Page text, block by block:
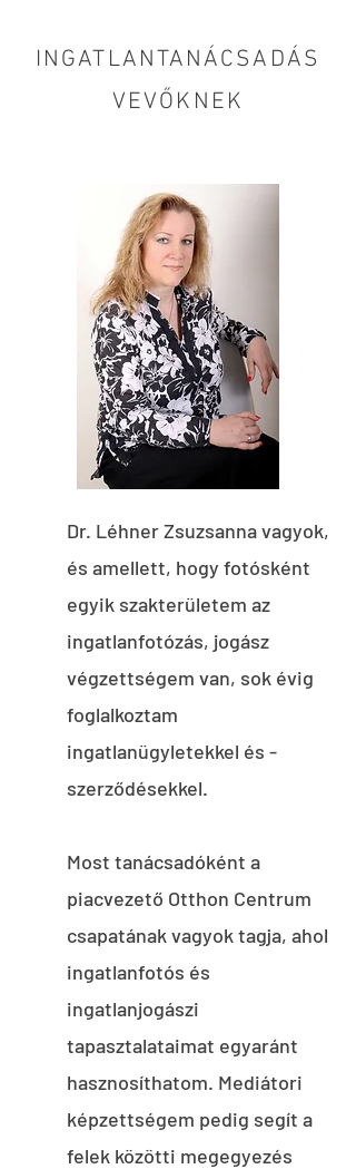
INGATLANTANÁCSADÁS
VEVŐKNEK
Dr. Léhner Zsuzsanna vagyok,
és amellett, hogy fotósként
egyik szakterületem az
ingatlanfotózás, jogász
végzettségem van, sok évig
foglalkoztam
ingatlanügyletekkel és -
szerződésekkel.
Most tanácsadóként a
piacvezető Otthon Centrum
csapatának vagyok tagja, ahol
ingatlanfotós és
ingatlanjogászi
tapasztalataimat egyaránt
hasznosíthatom. Mediátori
képzettségem pedig segít a
felek közötti megegyezés